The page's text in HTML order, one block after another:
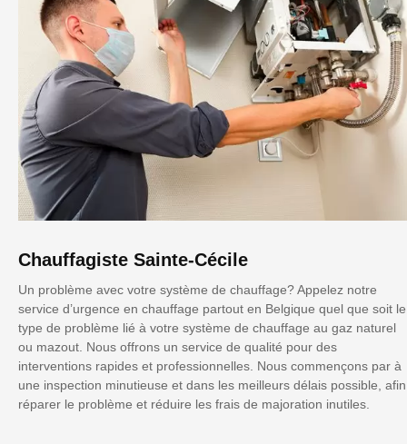
Chauffagiste Sainte-Cécile
Un problème avec votre système de chauffage? Appelez notre
service d’urgence en chauffage partout en Belgique quel que soit le
type de problème lié à votre système de chauffage au gaz naturel
ou mazout. Nous offrons un service de qualité pour des
interventions rapides et professionnelles. Nous commençons par à
une inspection minutieuse et dans les meilleurs délais possible, afin
réparer le problème et réduire les frais de majoration inutiles.